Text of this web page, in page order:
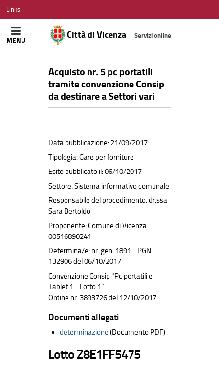
CITTÀ
DI
VICENZA
Links
Città di Vicenza Servizi online
MENU
Acquisto nr. 5 pc portatili
tramite convenzione Consip
da destinare a Settori vari
Data pubblicazione: 21/09/2017
Tipologia: Gare per forniture
Esito pubblicato il: 06/10/2017
Settore: Sistema informativo comunale
Responsabile del procedimento: dr.ssa
Sara Bertoldo
Proponente: Comune di Vicenza
00516890241
Determina/e: nr. gen. 1891 - PGN
132906 del 06/10/2017
Convenzione Consip "Pc portatili e
Tablet 1 - Lotto 1"
Ordine nr. 3893726 del 12/10/2017
Documenti allegati
determinazione (Documento PDF)
Lotto Z8E1FF5475